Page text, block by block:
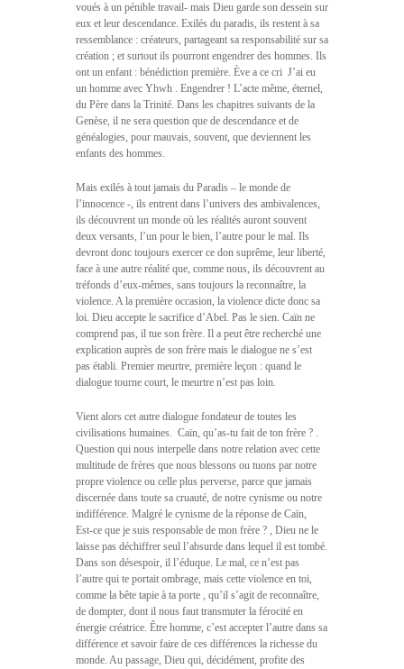
voués à un pénible travail- mais Dieu garde son dessein sur
eux et leur descendance. Exilés du paradis, ils restent à sa
ressemblance : créateurs, partageant sa responsabilité sur sa
création ; et surtout ils pourront engendrer des hommes. Ils
ont un enfant : bénédiction première. Ève a ce cri  J’ai eu
un homme avec Yhwh . Engendrer ! L’acte même, éternel,
du Père dans la Trinité. Dans les chapitres suivants de la
Genèse, il ne sera question que de descendance et de
généalogies, pour mauvais, souvent, que deviennent les
enfants des hommes.
Mais exilés à tout jamais du Paradis – le monde de
l’innocence -, ils entrent dans l’univers des ambivalences,
ils découvrent un monde où les réalités auront souvent
deux versants, l’un pour le bien, l’autre pour le mal. Ils
devront donc toujours exercer ce don suprême, leur liberté,
face à une autre réalité que, comme nous, ils découvrent au
tréfonds d’eux-mêmes, sans toujours la reconnaître, la
violence. A la première occasion, la violence dicte donc sa
loi. Dieu accepte le sacrifice d’Abel. Pas le sien. Caïn ne
comprend pas, il tue son frère. Il a peut être recherché une
explication auprès de son frère mais le dialogue ne s’est
pas établi. Premier meurtre, première leçon : quand le
dialogue tourne court, le meurtre n’est pas loin.
Vient alors cet autre dialogue fondateur de toutes les
civilisations humaines.  Caïn, qu’as-tu fait de ton frère ? .
Question qui nous interpelle dans notre relation avec cette
multitude de frères que nous blessons ou tuons par notre
propre violence ou celle plus perverse, parce que jamais
discernée dans toute sa cruauté, de notre cynisme ou notre
indifférence. Malgré le cynisme de la réponse de Caïn, 
Est-ce que je suis responsable de mon frère ? , Dieu ne le
laisse pas déchiffrer seul l’absurde dans lequel il est tombé.
Dans son désespoir, il l’éduque. Le mal, ce n’est pas
l’autre qui te portait ombrage, mais cette violence en toi, 
comme la bête tapie à ta porte , qu’il s’agit de reconnaître,
de dompter, dont il nous faut transmuter la férocité en
énergie créatrice. Être homme, c’est accepter l’autre dans sa
différence et savoir faire de ces différences la richesse du
monde. Au passage, Dieu qui, décidément, profite des